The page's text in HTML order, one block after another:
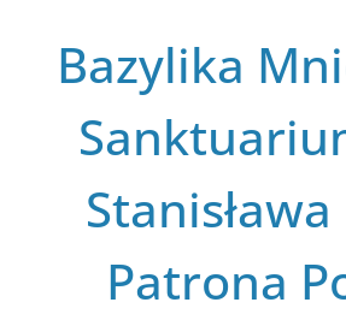
Bazylika
Stanisława
Patrona